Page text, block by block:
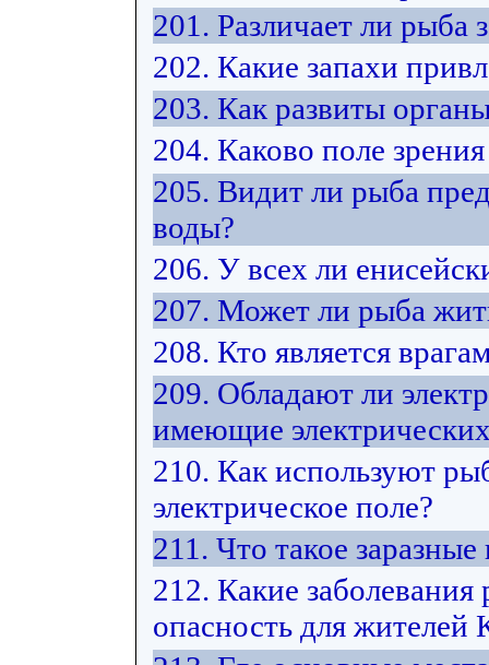
201. Различает ли рыба
202. Какие запахи
203. Как развиты
204. Каково поле
205. Видит ли рыба
воды?
206. У всех ли
207. Может ли рыба
208. Кто является
209. Обладают ли
имеющие
210. Как используют
электрическое поле?
211. Что такое
212. Какие
опасность для жителей